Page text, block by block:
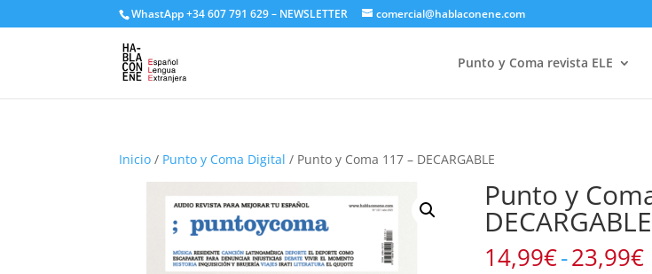
WhastApp+34 607 791 629– NEWSLETTER comercial@hablaconene.com
Punto y Coma revista ELE
Inicio / Punto y Coma Digital / Punto y Coma 117 – DECARGABLE
Punto y
DECARGABLE
14,99€-23,99€